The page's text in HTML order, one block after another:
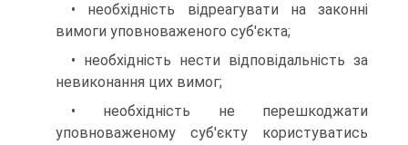
• необхідність відреагувати на законні
вимоги уповноваженого суб'єкта;
• необхідність нести відповідальність за
невиконання цих вимог;
• необхідність не перешкоджати
уповноваженому суб'єкту користуватись